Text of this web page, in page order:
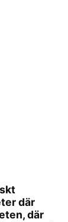
där
där